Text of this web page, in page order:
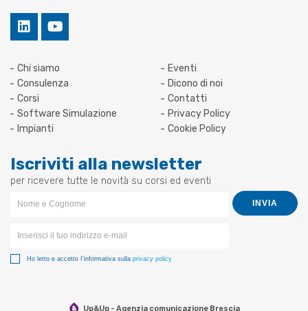
Chi siamo
Consulenza
Corsi
Software Simulazione
Impianti
Eventi
Dicono di noi
Contatti
Privacy Policy
Cookie Policy
Iscriviti alla newsletter
per ricevere tutte le novità su corsi ed eventi
Newsletter
Ho letto e accetto I'informativa sulla privacy policy
INVIA
Up&Up - Agenzia comunicazione Brescia